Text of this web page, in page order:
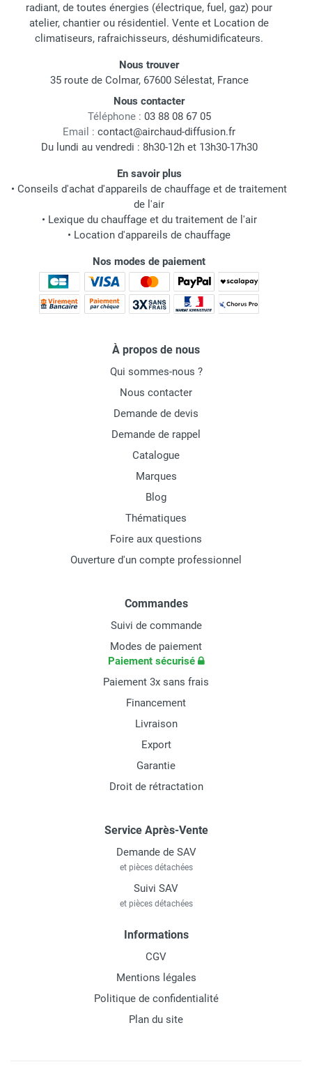
radiant, de toutes énergies (électrique, fuel, gaz) pour
atelier, chantier ou résidentiel. Vente et Location de
climatiseurs, rafraichisseurs, déshumidificateurs.
Nous trouver
35 route de Colmar, 67600 Sélestat, France
Nous contacter
Téléphone : 03 88 08 67 05
Email : contact@airchaud-diffusion.fr
Du lundi au vendredi : 8h30-12h et 13h30-17h30
En savoir plus
• Conseils d'achat d'appareils de chauffage et de traitement
de l'air
• Lexique du chauffage et du traitement de l'air
• Location d'appareils de chauffage
Nos modes de paiement
À propos de nous
Qui sommes-nous ?
Nous contacter
Demande de devis
Demande de rappel
Catalogue
Marques
Blog
Thématiques
Foire aux questions
Ouverture d'un compte professionnel
Commandes
Suivi de commande
Modes de paiement
Paiement sécurisé
Paiement 3x sans frais
Financement
Livraison
Export
Garantie
Droit de rétractation
Service Après-Vente
Demande de SAV
et pièces détachées
Suivi SAV
et pièces détachées
Informations
CGV
Mentions légales
Politique de confidentialité
Plan du site